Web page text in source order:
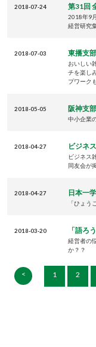
2018-07-24 第31回
2018年9
経営研究
2018-07-03 東播支
おいしい
チを楽し
プワーク
2018-05-05 阪神支
中小企業
2018-04-27 ビジネ
ビジネス
同友会が
2018-04-27 日本一
「ひょう
2018-03-20 「語ろ
経営者の
か？？
< 1 2